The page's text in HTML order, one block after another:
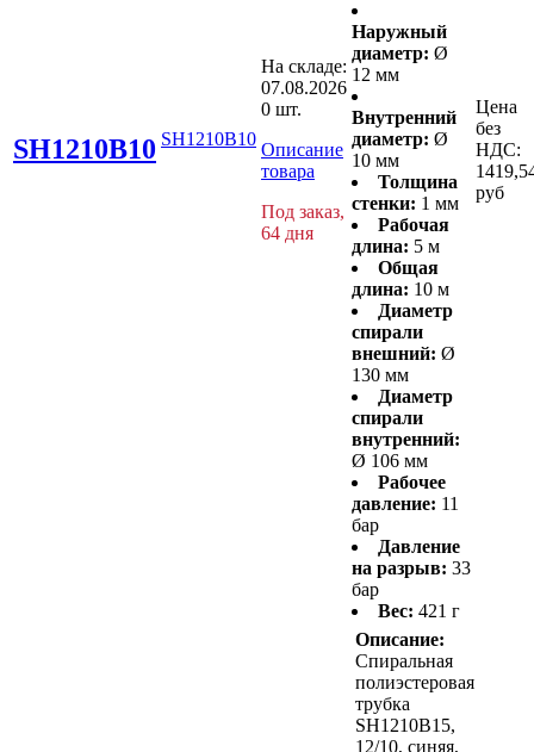
SH1210B10 SH1210B10
На складе:
07.08.2026
0 шт.
Описание
товара
Под заказ,
64 дня
Наружный
диаметр: Ø
12 мм
Внутренний
диаметр: Ø
10 мм
Толщина
стенки: 1 мм
Рабочая
длина: 5 м
Общая
длина: 10 м
Диаметр
спирали
внешний: Ø
130 мм
Диаметр
спирали
внутренний:
Ø 106 мм
Рабочее
давление: 11
бар
Давление
на разрыв: 33
бар
Вес: 421 г
Цена
без
НДС:
руб
Описание:
Спиральная
полиэстеровая
трубка
SH1210B15,
12/10, синяя,